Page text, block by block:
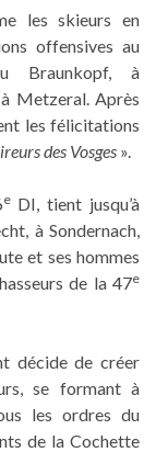
les skieurs en
offensives au
Braunkopf, à
Metzeral. Après
les félicitations
des Vosges ».
eDI, tient jusqu’à
à Sondernach,
et ses hommes
de la 47e
décide de créer
se formant à
les ordres du
de la Cochette